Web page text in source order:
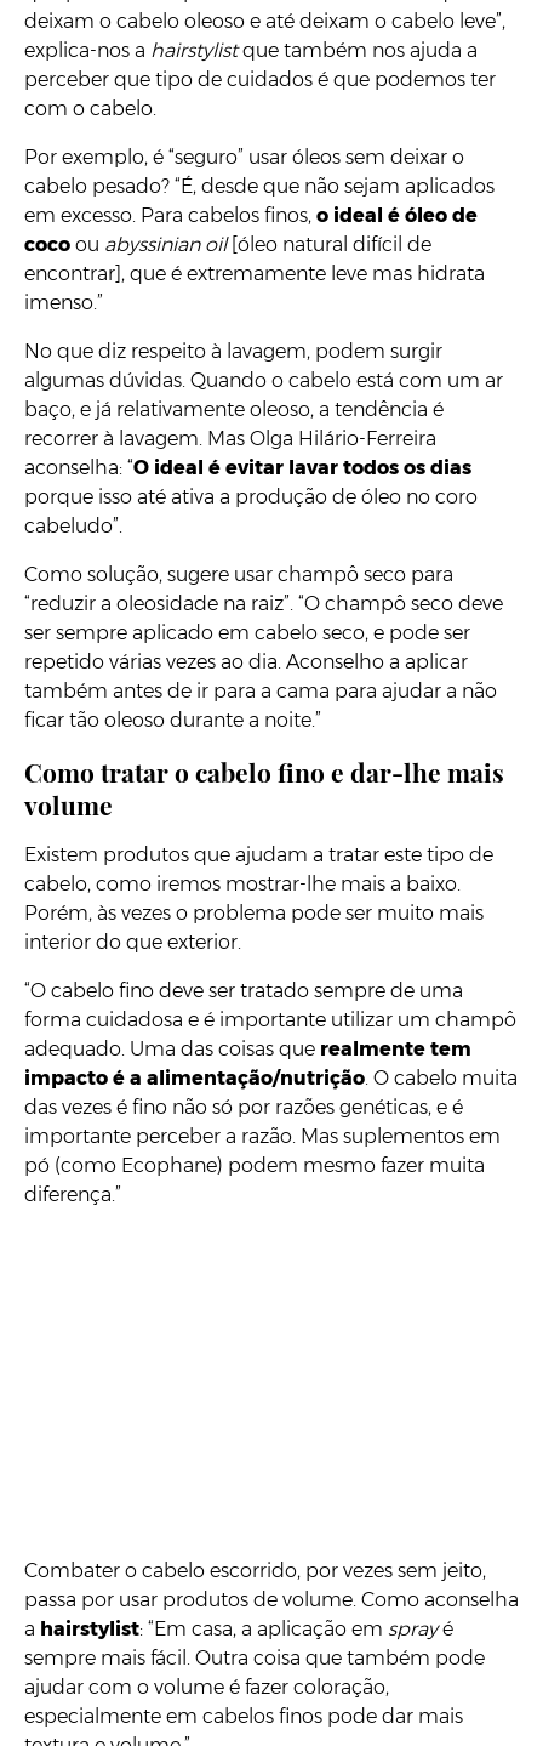
deixam o cabelo oleoso e até deixam o cabelo leve”,
explica-nos a hairstylistque também nos ajuda a
perceber que tipo de cuidados é que podemos ter
com o cabelo.
Por exemplo, é “seguro” usar óleos sem deixar o
cabelo pesado? “É, desde que não sejam aplicados
em excesso. Para cabelos finos, o ideal é óleo de
coco ou abyssinian oil [óleo natural difícil de
encontrar], que é extremamente leve mas hidrata
imenso.”
No que diz respeito à lavagem, podem surgir
algumas dúvidas. Quando o cabelo está com um ar
baço, e já relativamente oleoso, a tendência é
recorrer à lavagem. Mas Olga Hilário-Ferreira
aconselha: “O ideal é evitar lavar todos os dias
porque isso até ativa a produção de óleo no coro
cabeludo”.
Como solução, sugere usar champô seco para
“reduzir a oleosidade na raiz”. “O champô seco deve
ser sempre aplicado em cabelo seco, e pode ser
repetido várias vezes ao dia. Aconselho a aplicar
também antes de ir para a cama para ajudar a não
ficar tão oleoso durante a noite.”
Como tratar o cabelo fino e dar-lhe mais
volume
Existem produtos que ajudam a tratar este tipo de
cabelo, como iremos mostrar-lhe mais a baixo.
Porém, às vezes o problema pode ser muito mais
interior do que exterior.
“O cabelo fino deve ser tratado sempre de uma
forma cuidadosa e é importante utilizar um champô
adequado. Uma das coisas que realmente tem
impacto é a alimentação/nutrição. O cabelo muita
das vezes é fino não só por razões genéticas, e é
importante perceber a razão. Mas suplementos em
pó (como Ecophane) podem mesmo fazer muita
diferença.”
Combater o cabelo escorrido, por vezes sem jeito,
passa por usar produtos de volume. Como aconselha
a hairstylist: “Em casa, a aplicação em sprayé
sempre mais fácil. Outra coisa que também pode
ajudar com o volume é fazer coloração,
especialmente em cabelos finos pode dar mais